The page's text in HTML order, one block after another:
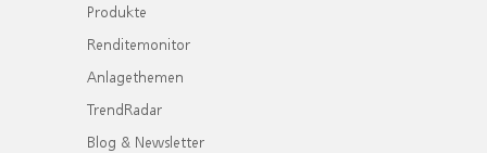
Produkte
Renditemonitor
Anlagethemen
TrendRadar
Blog & Newsletter